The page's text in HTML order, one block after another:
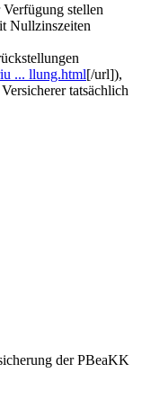
stellen
Nullzinszeiten
... llung.html[/url]),
tatsächlich
der PBeaKK